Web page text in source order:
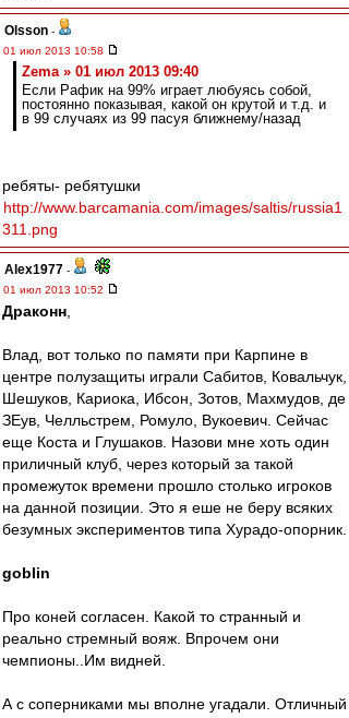
Olsson -
01 июл 2013 10:58
Zema » 01 июл 2013 09:40
Если Рафик на 99% играет любуясь собой,
постоянно показывая, какой он крутой и т.д. и
в 99 случаях из 99 пасуя ближнему/назад
ребяты- ребятушки
http://www.barcamania.com/images/saltis/russia1
311.png
Alex1977 -
01 июл 2013 10:52
Драконн
Влад, вот только по памяти при Карпине в
центре полузащиты играли Сабитов, Ковальчук,
Шешуков, Кариока, Ибсон, Зотов, Махмудов, де
ЗЕув, Челльстрем, Ромуло, Вукоевич. Сейчас
еще Коста и Глушаков. Назови мне хоть один
приличный клуб, через который за такой
промежуток времени прошло столько игроков
на данной позиции. Это я еше не беру всяких
безумных экспериментов типа Хурадо-опорник.
goblin
Про коней согласен. Какой то странный и
реально стремный вояж. Впрочем они
чемпионы..Им видней.
А с соперниками мы вполне угадали. Отличный